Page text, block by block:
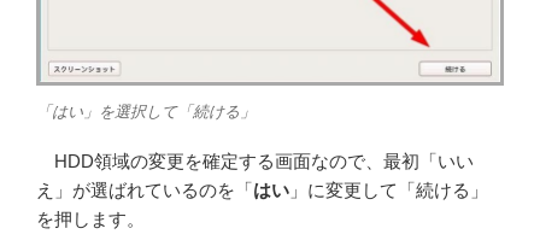
「はい」を選択して「続ける」
HDD領域の変更を確定する画面なので、最初「いい
え」が選ばれているのを「はい 」に変更して「続ける」
を押します。